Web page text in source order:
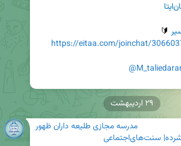
🔰
https://eitaa.com/joinchat/
مدرسه مجازی طلیعه داران ظهور
سنت‌های‌اجتماعی
۲۹ اردیبهشت